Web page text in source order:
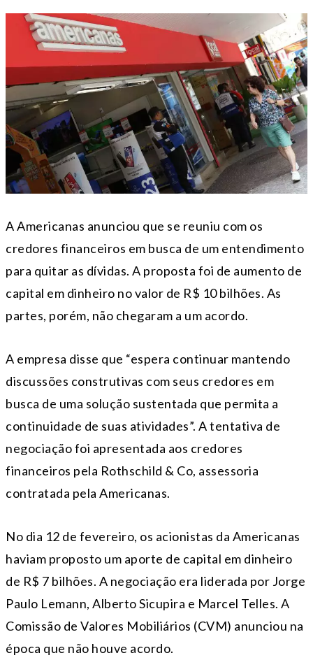
A Americanas anunciou que se reuniu com os
credores financeiros em busca de um entendimento
para quitar as dívidas. A proposta foi de aumento de
capital em dinheiro no valor de R$ 10 bilhões. As
partes, porém, não chegaram a um acordo.
A empresa disse que “espera continuar mantendo
discussões construtivas com seus credores em
busca de uma solução sustentada que permita a
continuidade de suas atividades”. A tentativa de
negociação foi apresentada aos credores
financeiros pela Rothschild & Co, assessoria
contratada pela Americanas.
No dia 12 de fevereiro, os acionistas da Americanas
haviam proposto um aporte de capital em dinheiro
de R$ 7 bilhões. A negociação era liderada por Jorge
Paulo Lemann, Alberto Sicupira e Marcel Telles. A
Comissão de Valores Mobiliários (CVM) anunciou na
época que não houve acordo.